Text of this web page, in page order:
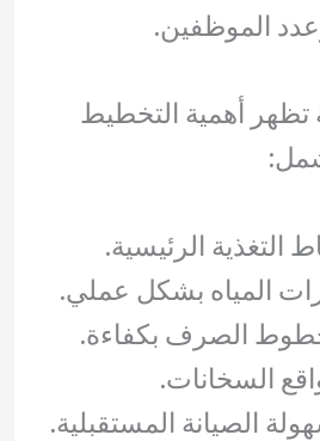
الموظفين.
تظهر أهمية التخطيط
التغذية الرئيسية.
المياه بشكل عملي.
الصرف بكفاءة.
السخانات.
الصيانة المستقبلية.